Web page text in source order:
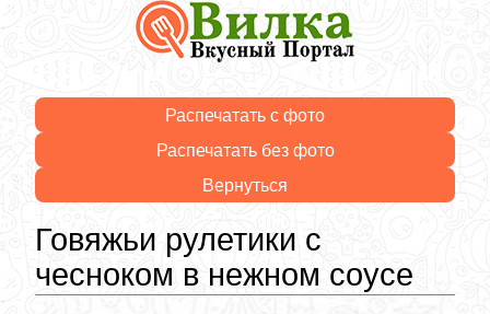
Распечатать с фото
Распечатать без фото
Вернуться
Говяжьи рулетики с
чесноком в нежном соусе